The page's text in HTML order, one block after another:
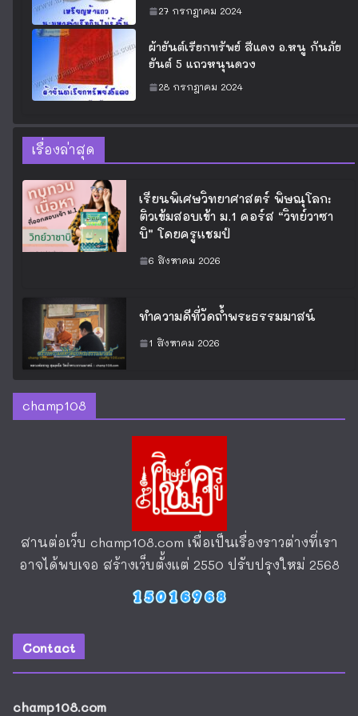
27 กรกฎาคม 2024
ผ้ายันต์เรียกทรัพย์ สีแดง อ.หนู กันภัย
ยันต์ 5 แถวหนุนดวง
28 กรกฎาคม 2024
เรื่องล่าสุด
เรียนพิเศษวิทยาศาสตร์ พิษณุโลก:
ติวเข้มสอบเข้า ม.1 คอร์ส “วิทย์วาซา
บิ” โดยครูแชมป์
6 สิงหาคม 2026
ทำความดีที่วัดถ้ำพระธรรมมาสน์
1 สิงหาคม 2026
champ108
สานต่อเว็บ champ108.com เพื่อเป็นเรื่องราวต่างที่เรา
อาจได้พบเจอ สร้างเว็บตั้งแต่ 2550 ปรับปรุงใหม่ 2568
Contact
champ108.com